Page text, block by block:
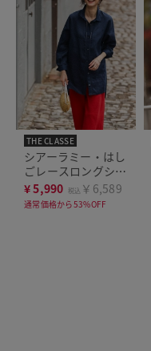
THE CLASSE
シアーラミー・はし
ごレースロングシャ
ツ
¥5,990 税込 ￥6,589
通常価格から53%OFF